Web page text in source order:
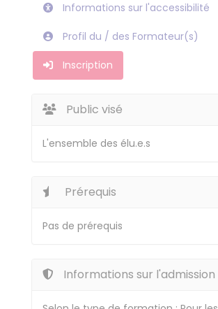
Informations sur l'accessibilité
Profil du / des Formateur(s)
Inscription
Public visé
L'ensemble des élu.e.s
Prérequis
Pas de prérequis
Informations sur l'admission